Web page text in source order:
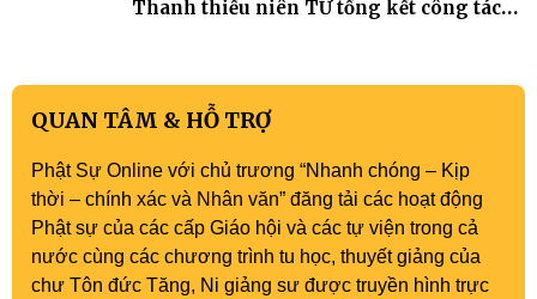
Thanh thiếu niên TƯ tổng kết công tác
QUAN TÂM & HỖ TRỢ
Phật Sự Online với chủ trương “Nhanh chóng – Kịp
thời – chính xác và Nhân văn” đăng tải các hoạt động
Phật sự của các cấp Giáo hội và các tự viện trong cả
nước cùng các chương trình tu học, thuyết giảng của
chư Tôn đức Tăng, Ni giảng sư được truyền hình trực